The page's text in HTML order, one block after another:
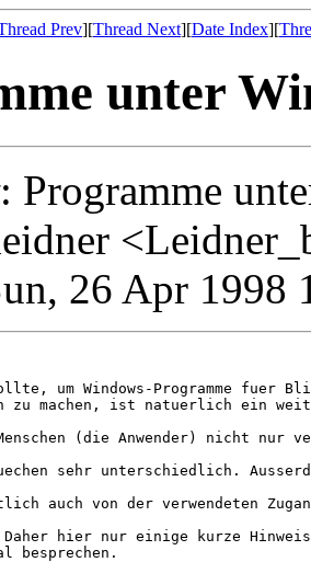
Prev][Thread Next][Date Index][
unter
: Programme
26 Apr 1998
um Windows-Programme fuer
zu machen, ist natuerlich ein
(die Anwender) nicht nur
sehr unterschiedlich.
auch von der verwendeten
Daher hier nur einige kurze
besprechen.